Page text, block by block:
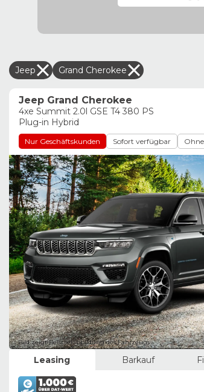
Jeep Grand Cherokee
Jeep Grand Cherokee
4xe Summit 2.0l GSE T4 380 PS
Plug-in Hybrid
Nur Geschäftskunden Sofort verfügbar
Bild zeigt Beispielabbildung des Fahrzeugs
Leasing Barkauf